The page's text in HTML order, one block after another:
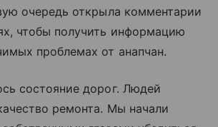
очередь открыла комментарии
чтобы получить информацию
проблемах от анапчан.
состояние дорог. Людей
ремонта. Мы начали